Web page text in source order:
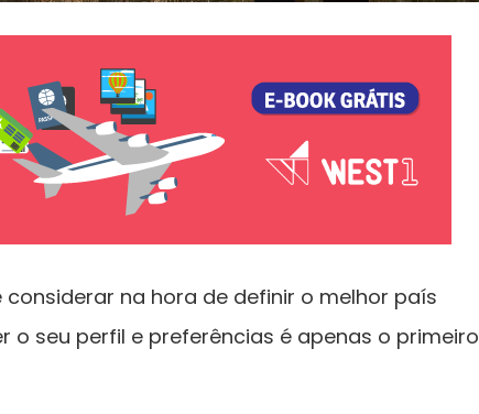
na hora de definir o melhor país
o seu perfil e preferências é apenas o primeiro